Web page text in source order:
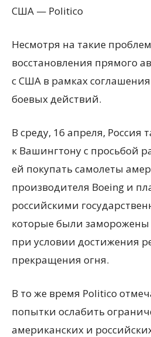
США — Politico
Несмотря на такие
восстановления прямого
с США в рамках
боевых действий.
В среду, 16 апреля, Россия
к Вашингтону с просьбой
ей покупать самолеты
производителя Boeing и
российскими
которые были
при условии достижения
прекращения огня.
В то же время Politico
попытки ослабить
американских и